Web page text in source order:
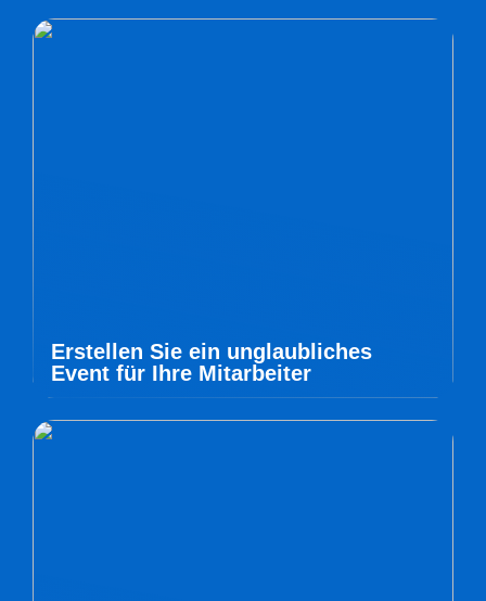
Erstellen Sie ein unglaubliches
Event für Ihre Mitarbeiter